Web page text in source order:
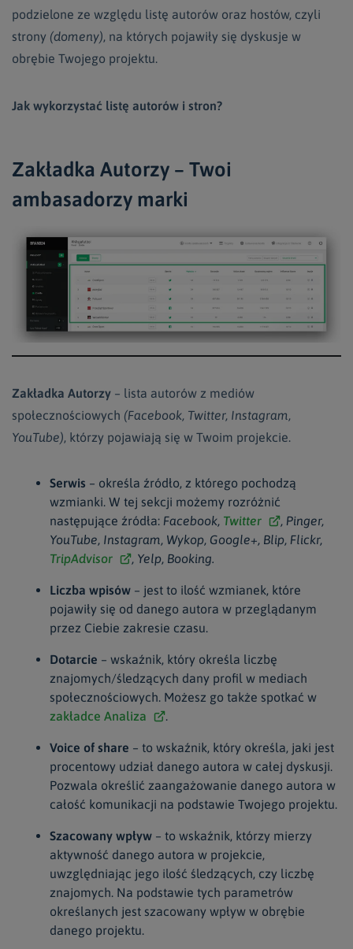
podzielone ze względu listę autorów oraz hostów, czyli
strony (domeny), na których pojawiły się dyskusje w
obrębie Twojego projektu.
Jak wykorzystać listę autorów i stron?
Zakładka Autorzy – Twoi
ambasadorzy marki
Zakładka Autorzy – lista autorów z mediów
społecznościowych (Facebook, Twitter, Instagram,
YouTube), którzy pojawiają się w Twoim projekcie.
Serwis – określa źródło, z którego pochodzą
wzmianki. W tej sekcji możemy rozróżnić
następujące źródła: Facebook, Twitter
, Pinger,
YouTube, Instagram, Wykop, Google+, Blip, Flickr,
TripAdvisor
, Yelp, Booking.
Liczba wpisów – jest to ilość wzmianek, które
pojawiły się od danego autora w przeglądanym
przez Ciebie zakresie czasu.
Dotarcie – wskaźnik, który określa liczbę
znajomych/śledzących dany profil w mediach
społecznościowych. Możesz go także spotkać w
zakładce Analiza
.
Voice of share – to wskaźnik, który określa, jaki jest
procentowy udział danego autora w całej dyskusji.
Pozwala określić zaangażowanie danego autora w
całość komunikacji na podstawie Twojego projektu.
Szacowany wpływ – to wskaźnik, którzy mierzy
aktywność danego autora w projekcie,
uwzględniając jego ilość śledzących, czy liczbę
znajomych. Na podstawie tych parametrów
określanych jest szacowany wpływ w obrębie
danego projektu.